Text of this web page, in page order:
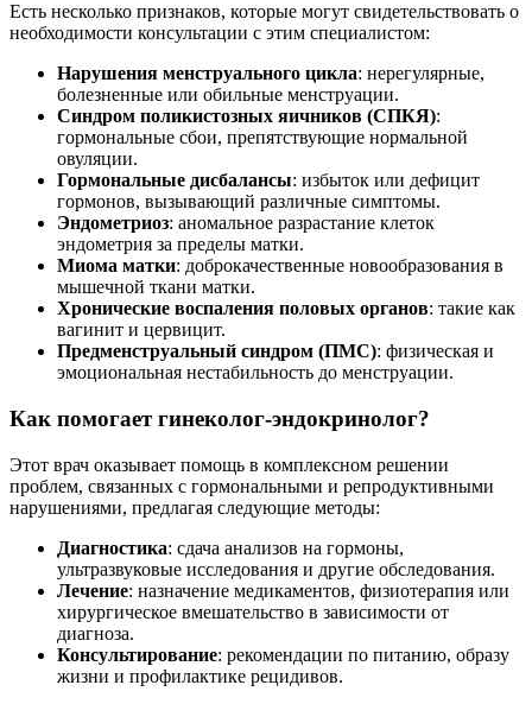
Есть несколько признаков, которые могут свидетельствовать о
необходимости консультации с этим специалистом:
Нарушения менструального цикла: нерегулярные,
болезненные или обильные менструации.
Синдром поликистозных яичников (СПКЯ):
гормональные сбои, препятствующие нормальной
овуляции.
Гормональные дисбалансы: избыток или дефицит
гормонов, вызывающий различные симптомы.
Эндометриоз: аномальное разрастание клеток
эндометрия за пределы матки.
Миома матки: доброкачественные новообразования в
мышечной ткани матки.
Хронические воспаления половых органов: такие как
вагинит и цервицит.
Предменструальный синдром (ПМС): физическая и
эмоциональная нестабильность до менструации.
Как помогает гинеколог-эндокринолог?
Этот врач оказывает помощь в комплексном решении
проблем, связанных с гормональными и репродуктивными
нарушениями, предлагая следующие методы:
Диагностика: сдача анализов на гормоны,
ультразвуковые исследования и другие обследования.
Лечение: назначение медикаментов, физиотерапия или
хирургическое вмешательство в зависимости от
диагноза.
Консультирование: рекомендации по питанию, образу
жизни и профилактике рецидивов.